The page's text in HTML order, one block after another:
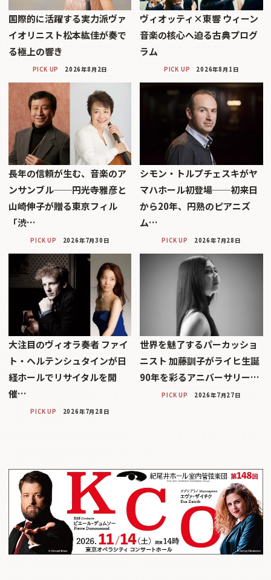
国際的に活躍する実力派ヴァ
イオリニスト松本紘佳が奏で
る極上の響き
PICK UP 2026年8月2日
ヴィオッティ×東響 ウィーン
音楽の核心へ迫る古典プログ
ラム
PICK UP 2026年8月1日
長年の信頼が生む、音楽のア
ンサンブル──円光寺雅彦と
山崎伸子が贈る東京フィル
「渋…
PICK UP 2026年7月30日
シモン・トルプチェスキがヤ
マハホール初登場──初来日
から20年、円熟のピアニズ
ム…
PICK UP 2026年7月28日
大注目のヴィオラ奏者 ファイ
ト・ヘルテンシュタインが日
経ホールでリサイタルを開
催…
PICK UP 2026年7月28日
世界を魅了するパーカッショ
ニスト 加藤訓子がライヒ生誕
90年を彩るアニバーサリー…
PICK UP 2026年7月27日